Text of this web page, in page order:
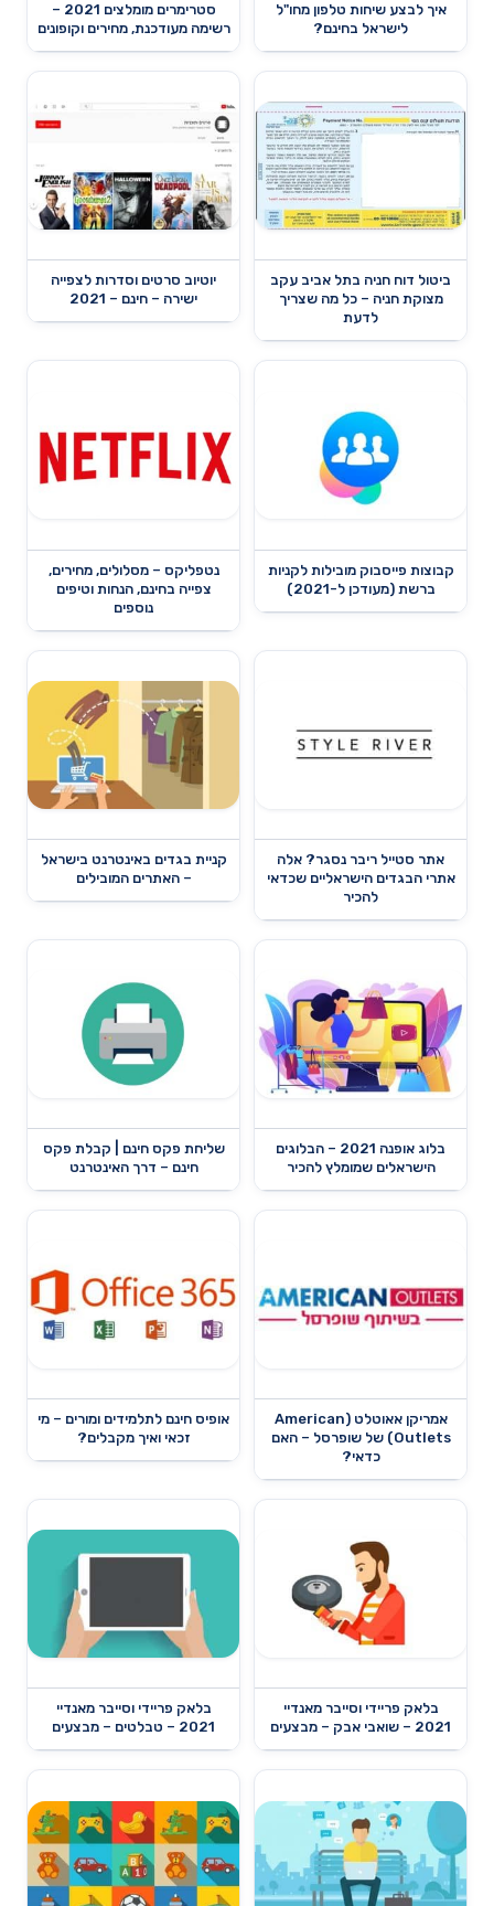
איך לבצע שיחות טלפון מחו"ל
לישראל בחינם?
סטרימרים מומלצים 2021 –
רשימה מעודכנת, מחירים וקופונים
ביטול דוח חניה בתל אביב עקב
מצוקת חניה – כל מה שצריך
לדעת
יוטיוב סרטים וסדרות לצפייה
ישירה – חינם – 2021
קבוצות פייסבוק מובילות לקניות
ברשת (מעודכן ל-2021)
נטפליקס – מסלולים, מחירים,
צפייה בחינם, הנחות וטיפים
נוספים
אתר סטייל ריבר נסגר? אלה
אתרי הבגדים הישראליים שכדאי
להכיר
קניית בגדים באינטרנט בישראל
– האתרים המובילים
בלוג אופנה 2021 – הבלוגים
הישראלים שמומלץ להכיר
שליחת פקס חינם | קבלת פקס
חינם – דרך האינטרנט
אמריקן אאוטלט (American
Outlets) של שופרסל – האם
כדאי?
אופיס חינם לתלמידים ומורים – מי
זכאי ואיך מקבלים?
בלאק פריידי וסייבר מאנדיי
2021 – שואבי אבק – מבצעים
בלאק פריידי וסייבר מאנדיי
2021 – טבלטים – מבצעים